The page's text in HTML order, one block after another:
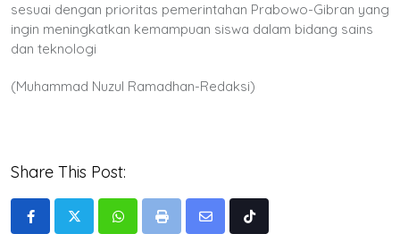
sesuai dengan prioritas pemerintahan Prabowo-Gibran yang
ingin meningkatkan kemampuan siswa dalam bidang sains
dan teknologi
(Muhammad Nuzul Ramadhan-Redaksi)
Share This Post:
WhatsappPrint
Share
Tiktok